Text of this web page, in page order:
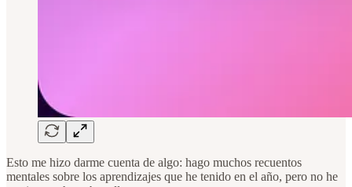
Esto me hizo darme cuenta de algo: hago muchos recuentos
mentales sobre los aprendizajes que he tenido en el año, pero no he